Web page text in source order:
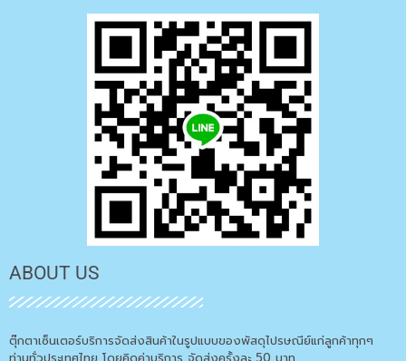
ABOUT US
ตุ๊กตาเซ็นเตอร์บริการจัดส่งสินค้าในรูปแบบของพัสดุไปรษณีย์แก่ลูกค้าทุกๆ